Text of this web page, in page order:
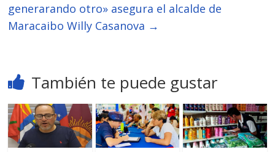
generarando otro» asegura el alcalde de
Maracaibo Willy Casanova →
También te puede gustar